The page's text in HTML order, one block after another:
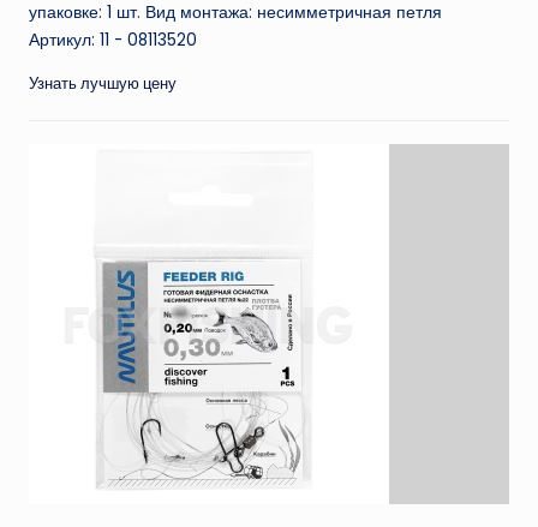
упаковке: 1 шт. Вид монтажа: несимметричная петля
Артикул: 11 - 08113520
Узнать лучшую цену